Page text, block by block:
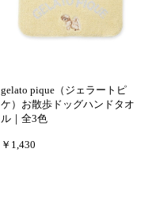
gelato pique（ジェラートピ
ケ）お散歩ドッグハンドタオ
ル｜全3色
￥1,430